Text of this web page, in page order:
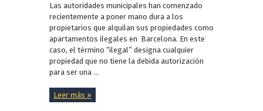
Las autoridades municipales han comenzado
recientemente a poner mano dura a los
propietarios que alquilan sus propiedades como
apartamentos ilegales en Barcelona. En este
caso, el término “ilegal” designa cualquier
propiedad que no tiene la debida autorización
para ser una ...
Leer más »